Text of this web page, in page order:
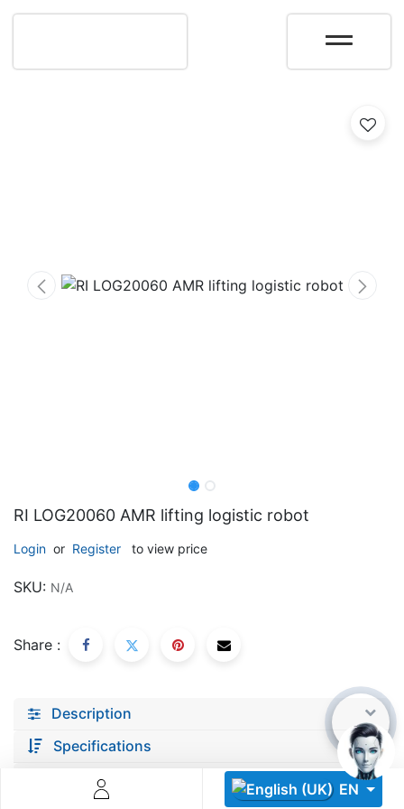
EN
RI LOG20060 AMR lifting logistic robot
Login or Register to view price
SKU: N/A
Share :
Description
Specifications
documents
Platformă integrată pentru managementul flotei de roboți
soluție
Află mai mult